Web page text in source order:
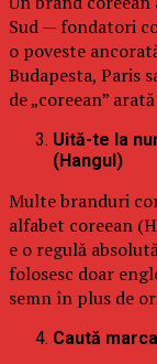
Sud — fondatori
o poveste
Budapesta, Paris
de „coreean”
Uită-te la
(Hangul)
Multe branduri
alfabet coreean
e o regulă
folosesc doar
semn în plus de
Caută